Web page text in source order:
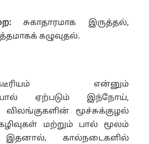
சுகாதாரமாக இருத்தல்,
கழுவுதல்.
என்னும்
ஏற்படும் இந்நோய்,
விலங்குகளின் மூச்சுக்குழல்
மற்றும் பால் மூலம்
இதனால், கால்நடைகளில்